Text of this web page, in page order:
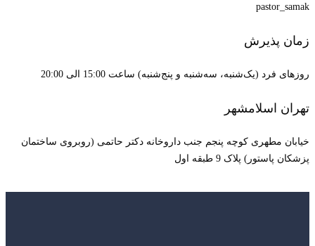
pastor_samak
زمان پذیرش
روزهای فرد (یک‌شنبه، سه‌شنبه و پنج‌شنبه) ساعت 15:00 الی 20:00
تهران اسلامشهر
خیابان مطهری کوچه پنجم جنب داروخانه دکتر حاتمی (روبروی ساختمان
پزشکان پاستور) پلاک 9 طبقه اول